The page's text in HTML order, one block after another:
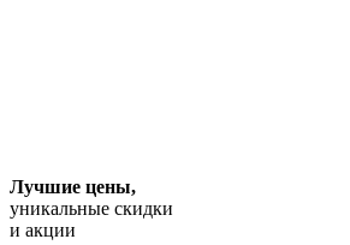
Лучшие цены,
уникальные скидки
и акции